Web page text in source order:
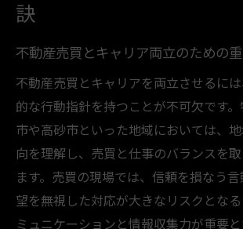
訣
不動産売買とキャリア両立のための
不動産売買とキャリアを両立させるに
的な行動指針を持つことが不可欠です
市や高砂市といった地域においては、
向を理解し、売買と仕事のバランスを
ます。売買の現場では、信頼を損なう
望を無視した対応が大きなリスクとな
ミュニケーションと情報収集力が重要と